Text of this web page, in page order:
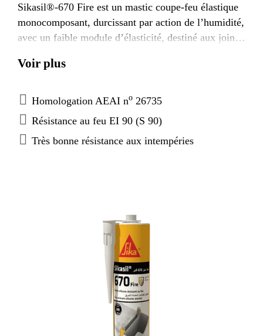
Sikasil®-670 Fire est un mastic coupe-feu élastique
monocomposant, durcissant par action de l’humidité,
avec un faible module d’élasticité, destiné aux joints
Voir plus
Homologation AEAI no 26735
Résistance au feu EI 90 (S 90)
Très bonne résistance aux intempéries